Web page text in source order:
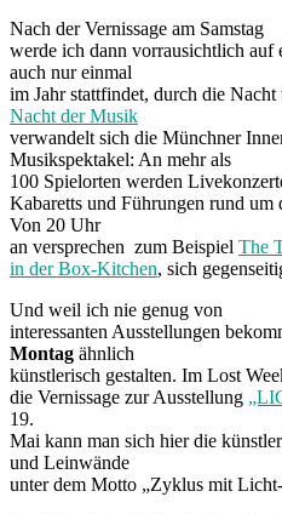
Nach der Vernissage am Samstag
werde ich dann vorrausichtlich auf
auch nur einmal
im Jahr stattfindet, durch die
Nacht der Musik
verwandelt sich die Münchner
Musikspektakel: An mehr als
100 Spielorten werden
Kabaretts und Führungen rund um
Von 20 Uhr
an versprechen zum Beispiel The
in der Box-Kitchen, sich
Und weil ich nie genug von
interessanten Ausstellungen
Montag ähnlich
künstlerisch gestalten. Im Lost
die Vernissage zur Ausstellung
19.
Mai kann man sich hier die
und Leinwände
unter dem Motto „Zyklus mit